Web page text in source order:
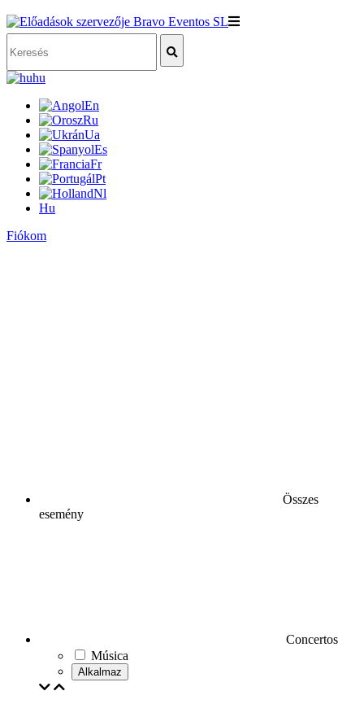
hu
En
Ru
Ua
Es
Fr
Pt
Nl
Hu
Fiókom
Összes
esemény
Concertos
Música
Alkalmaz